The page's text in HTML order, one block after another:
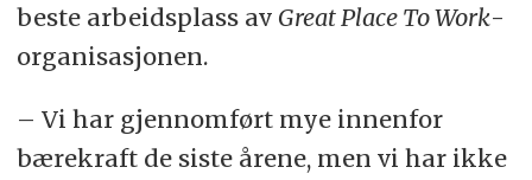
beste arbeidsplass av Great Place To Work-
organisasjonen.
– Vi har gjennomført mye innenfor
bærekraft de siste årene, men vi har ikke